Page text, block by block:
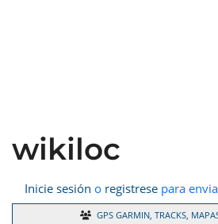
wikiloc
Inicie sesión o registrese para
GPS GARMIN, TRACKS,